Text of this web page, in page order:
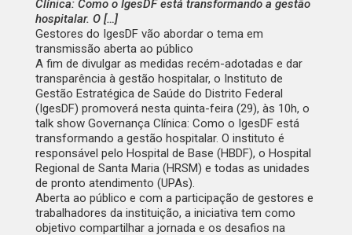
Clínica: Como o IgesDF está transformando a gestão
hospitalar. O […]
Gestores do IgesDF vão abordar o tema em
transmissão aberta ao público
A fim de divulgar as medidas recém-adotadas e dar
transparência à gestão hospitalar, o Instituto de
Gestão Estratégica de Saúde do Distrito Federal
(IgesDF) promoverá nesta quinta-feira (29), às 10h, o
talk show Governança Clínica: Como o IgesDF está
transformando a gestão hospitalar. O instituto é
responsável pelo Hospital de Base (HBDF), o Hospital
Regional de Santa Maria (HRSM) e todas as unidades
de pronto atendimento (UPAs).
Aberta ao público e com a participação de gestores e
trabalhadores da instituição, a iniciativa tem como
objetivo compartilhar a jornada e os desafios na